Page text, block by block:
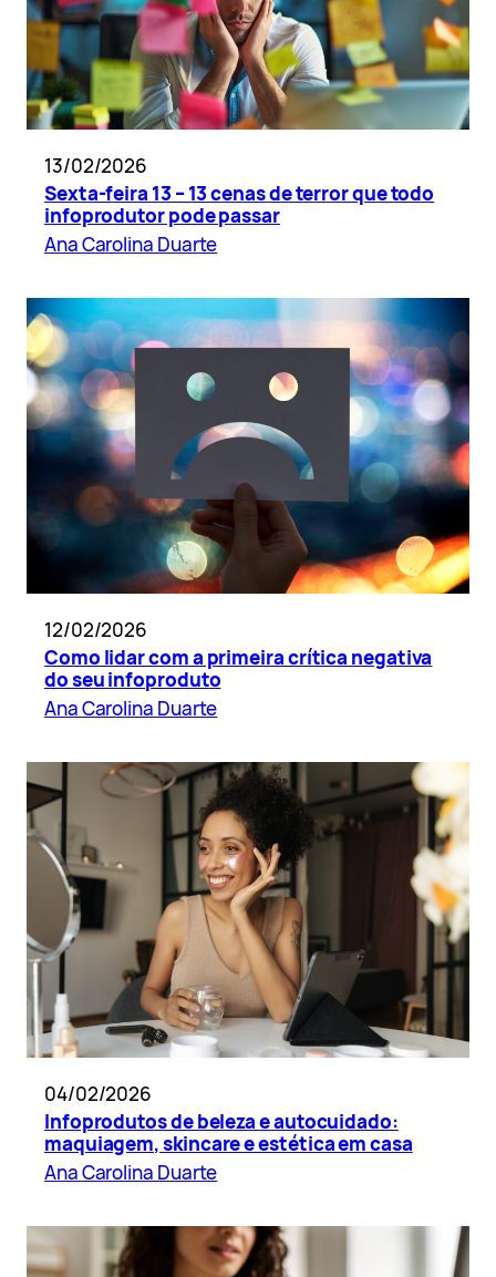
13/02/2026
Sexta-feira 13 – 13 cenas de terror que todo
infoprodutor pode passar
Ana Carolina Duarte
12/02/2026
Como lidar com a primeira crítica negativa
do seu infoproduto
Ana Carolina Duarte
04/02/2026
Infoprodutos de beleza e autocuidado:
maquiagem, skincare e estética em casa
Ana Carolina Duarte